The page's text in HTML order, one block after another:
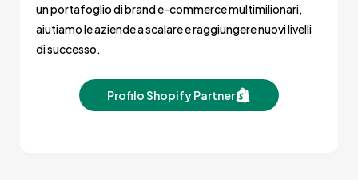
un portafoglio di brand e-commerce multimilionari,
aiutiamo le aziende a scalare e raggiungere nuovi livelli
di successo.
Profilo Shopify Partner